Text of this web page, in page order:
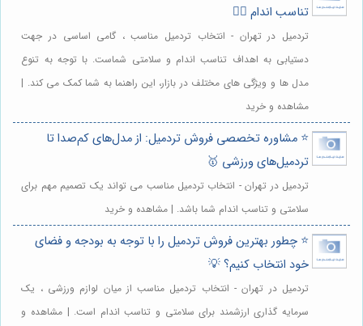
تناسب اندام 🏃‍♂️
تردمیل در تهران - انتخاب تردمیل مناسب ، گامی اساسی در جهت
دستیابی به اهداف تناسب اندام و سلامتی شماست. با توجه به تنوع
مدل ها و ویژگی های مختلف در بازار، این راهنما به شما کمک می کند. |
مشاهده و خرید
⭐️ مشاوره تخصصی فروش تردمیل: از مدل‌های کم‌صدا تا
تردمیل‌های ورزشی 🥇
تردمیل در تهران - انتخاب تردمیل مناسب می تواند یک تصمیم مهم برای
سلامتی و تناسب اندام شما باشد. | مشاهده و خرید
⭐️ چطور بهترین فروش تردمیل را با توجه به بودجه و فضای
خود انتخاب کنیم؟ 💡
تردمیل در تهران - انتخاب تردمیل مناسب از میان لوازم ورزشی ، یک
سرمایه گذاری ارزشمند برای سلامتی و تناسب اندام است. | مشاهده و